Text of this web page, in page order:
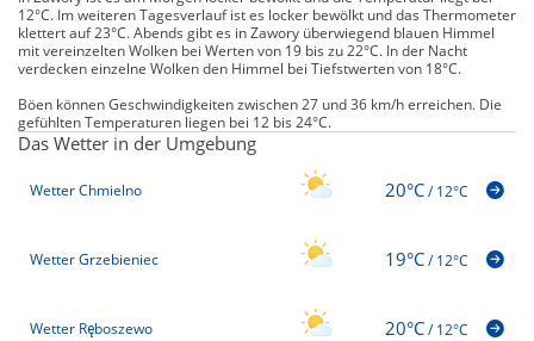
12°C. Im weiteren Tagesverlauf ist es locker bewölkt und das Thermometer
klettert auf 23°C. Abends gibt es in Zawory überwiegend blauen Himmel
mit vereinzelten Wolken bei Werten von 19 bis zu 22°C. In der Nacht
verdecken einzelne Wolken den Himmel bei Tiefstwerten von 18°C.
Böen können Geschwindigkeiten zwischen 27 und 36 km/h erreichen. Die
gefühlten Temperaturen liegen bei 12 bis 24°C.
Das Wetter in der Umgebung
Wetter Chmielno 20°C/12°C
Wetter Grzebieniec 19°C/12°C
Wetter Ręboszewo 20°C/12°C